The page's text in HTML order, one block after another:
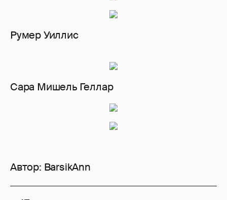
Румер Уиллис
Сара Мишель Геллар
Автор: BarsikAnn